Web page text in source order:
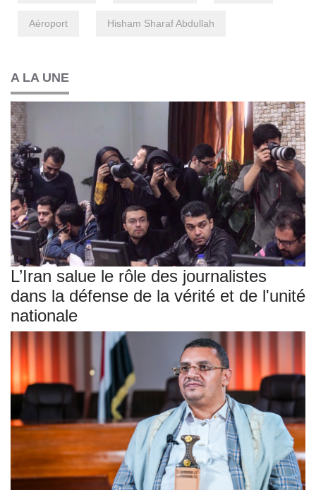
Aéroport Hisham Sharaf Abdullah
A LA UNE
L’Iran salue le rôle des journalistes
dans la défense de la vérité et de l'unité
nationale